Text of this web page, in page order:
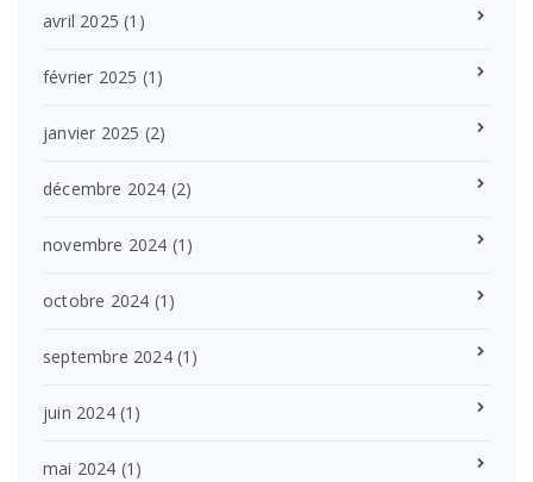
avril 2025 (1)
février 2025 (1)
janvier 2025 (2)
décembre 2024 (2)
novembre 2024 (1)
octobre 2024 (1)
septembre 2024(1)
juin 2024(1)
mai 2024 (1)